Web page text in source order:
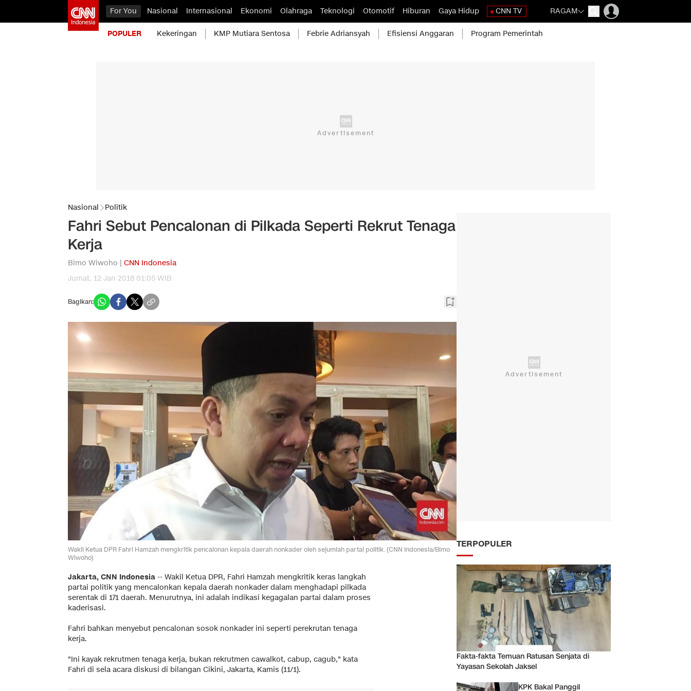
For You Nasional Internasional Ekonomi Olahraga Teknologi Otomotif Hiburan Gaya Hidup CNN TV RAGAM
POPULER Kekeringan KMP Mutiara Sentosa Febrie Adriansyah Efisiensi Anggaran Program Pemerintah
Nasional Politik
Fahri Sebut Pencalonan di Pilkada Seperti Rekrut Tenaga
Kerja
Bimo Wiwoho | CNN Indonesia
Jumat, 12 Jan 2018 01:05 WIB
Bagikan:
Wakil Ketua DPR Fahri Hamzah mengkritik pencalonan kepala daerah nonkader oleh sejumlah partai politik. (CNN Indonesia/Bimo
Wiwoho)
Jakarta, CNN Indonesia -- Wakil Ketua DPR, Fahri Hamzah mengkritik keras langkah
partai politik yang mencalonkan kepala daerah nonkader dalam menghadapi pilkada
serentak di 171 daerah. Menurutnya, ini adalah indikasi kegagalan partai dalam proses
kaderisasi.
Fahri bahkan menyebut pencalonan sosok nonkader ini seperti perekrutan tenaga
kerja.
"Ini kayak rekrutmen tenaga kerja, bukan rekrutmen cawalkot, cabup, cagub," kata
Fahri di sela acara diskusi di bilangan Cikini, Jakarta, Kamis (11/1).
TERPOPULER
Fakta-fakta Temuan Ratusan Senjata di
Yayasan Sekolah Jaksel
KPK Bakal Panggil